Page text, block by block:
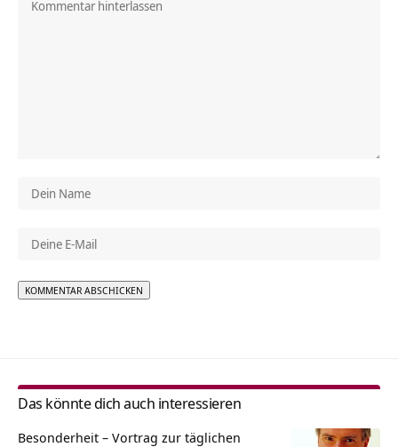
Das könnte dich auch interessieren
Besonderheit – Vortrag zur täglichen